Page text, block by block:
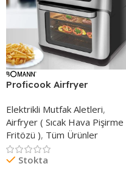
Proficook Airfryer
Elektrikli Mutfak Aletleri,
Airfryer ( Sıcak Hava Pişirme
Fritözü ), Tüm Ürünler
Stokta